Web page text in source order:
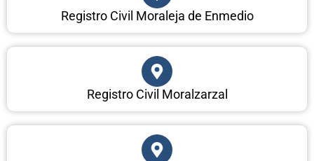
Registro Civil Moraleja de Enmedio
Registro Civil Moralzarzal